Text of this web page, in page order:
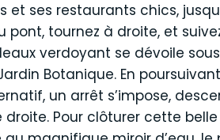
et ses restaurants chics,
pont, tournez à droite, et
verdoyant se dévoile
Botanique. En
un arrêt s’impose,
Pour clôturer cette